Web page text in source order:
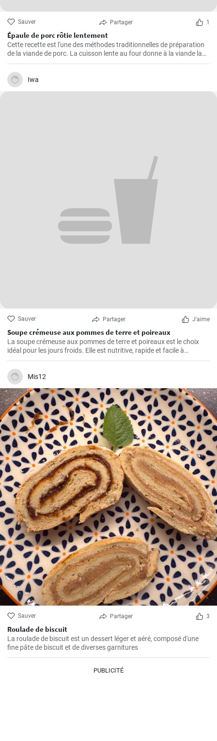
Sauver Partager 1
Épaule de porc rôtie lentement
Cette recette est l'une des méthodes traditionnelles de préparation
de la viande de porc. La cuisson lente au four donne à la viande la
possibilité de devenir tendre et juteuse, en lui procurant des saveurs
merveilleuses et épicées. La viande est excellente à consommer
avec de la sauce, de la purée de pommes de terre ou des légumes
grillés. Si vous aimez expérimenter avec les saveurs, ajoutez
Iwa
Sauver Partager J'aime
Soupe crémeuse aux pommes de terre et poireaux
La soupe crémeuse aux pommes de terre et poireaux est le choix
idéal pour les jours froids. Elle est nutritive, rapide et facile à
préparer. Elle est remplie de nutriments de légumes sains.
Mis12
Sauver Partager 3
Roulade de biscuit
La roulade de biscuit est un dessert léger et aéré, composé d'une
fine pâte de biscuit et de diverses garnitures
PUBLICITÉ